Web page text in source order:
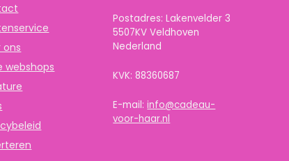
ons
webshops
Postadres: Lakenvelder 3
5507KV Veldhoven
Nederland
KVK: 88360687
E-mail:info@cadeau-
voor-haar.nl